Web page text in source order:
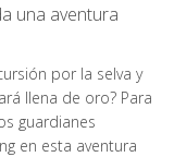
una aventura
por la selva y
llena de oro? Para
guardianes
en esta aventura